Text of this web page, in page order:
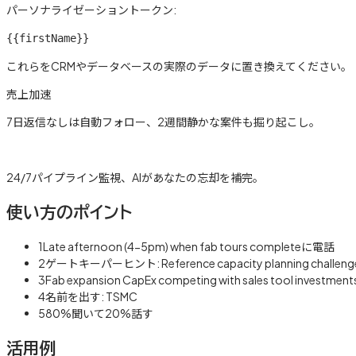
パーソナライゼーショントークン:
{{firstName}}
これらをCRMやデータベースの実際のデータに置き換えてください。
売上加速
7日返信なしは自動フォロー、2週間静かな案件も掘り起こし。
24/7パイプライン監視、AIがあなたの忘却を補完。
使い方のポイント
1Late afternoon (4-5pm) when fab tours completeに電話
2ゲートキーパーヒント: Reference capacity planning
3Fab expansion CapEx competing with sales tool
4名前を出す: TSMC
580%聞いて20%話す
活用例